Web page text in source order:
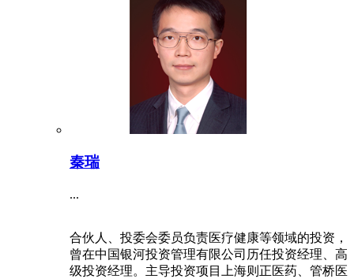
秦瑞
...
合伙人、投委会委员负责医疗健康等领域的投资，
曾在中国银河投资管理有限公司历任投资经理、高
级投资经理。主导投资项目上海则正医药、管桥医